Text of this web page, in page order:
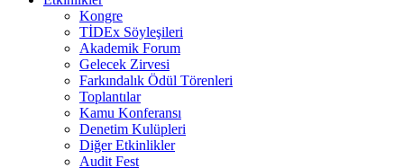
Kongre
TİDEx Söyleşileri
Akademik Forum
Gelecek Zirvesi
Farkındalık Ödül Törenleri
Toplantılar
Kamu Konferansı
Denetim Kulüpleri
Diğer Etkinlikler
Audit Fest